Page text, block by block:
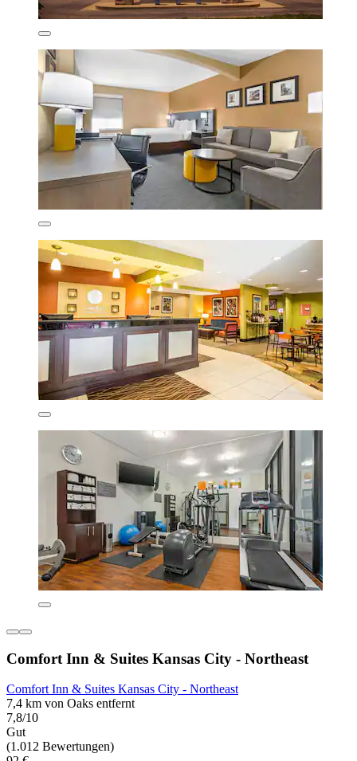
Comfort Inn & Suites Kansas City - Northeast
Comfort Inn & Suites Kansas City - Northeast
7,4 km von Oaks entfernt
7,8/10
Gut
(1.012 Bewertungen)